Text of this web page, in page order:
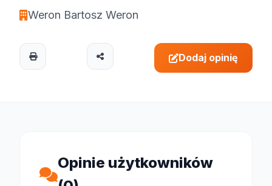
Weron Bartosz Weron
Dodaj opinię
Opinie użytkowników